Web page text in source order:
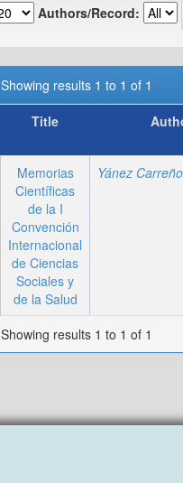
Authors/Record:
Showing results 1 to 1 of 1
Title
Memorias
Científicas
de la I
Convención
Internacional
de Ciencias
Sociales y
de la Salud
Showing results 1 to 1 of 1